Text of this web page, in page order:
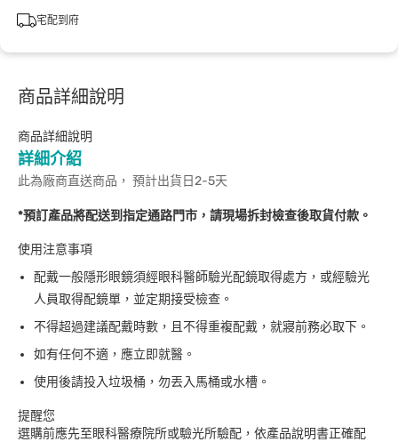
宅配到府
商品詳細說明
商品詳細說明
詳細介紹
此為廠商直送商品， 預計出貨日2-5天
*預訂產品將配送到指定通路門市，請現場拆封檢查後取貨付款。
使用注意事項
配戴一般隱形眼鏡須經眼科醫師驗光配鏡取得處方，或經驗光
人員取得配鏡單，並定期接受檢查。
不得超過建議配戴時數，且不得重複配戴，就寢前務必取下。
如有任何不適，應立即就醫。
使用後請投入垃圾桶，勿丟入馬桶或水槽。
提醒您
選購前應先至眼科醫療院所或驗光所驗配，依產品說明書正確配